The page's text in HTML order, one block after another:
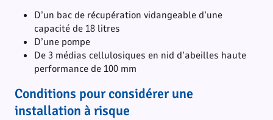
D’un bac de récupération vidangeable d’une
capacité de 18 litres
D’une pompe
De 3 médias cellulosiques en nid d’abeilles haute
performance de 100 mm
Conditions pour considérer une
installation à risque